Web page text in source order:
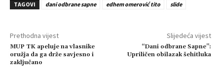
TAGOVI dani odbrane sapne edhem omerović tito slide
Prethodna vijest
MUP TK apeluje na vlasnike
oružja da ga drže savjesno i
zaključano
Slijedeća vijest
“Dani odbrane Sapne”:
Upriličen obilazak šehitluka